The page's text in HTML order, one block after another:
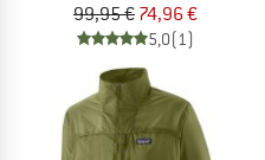
99,95 € 74,96 €
5,0(1)